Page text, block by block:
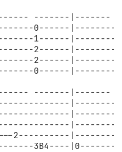
-------|-------
0------|--------
1------
2------
2------|--------
0------|--------
-------|-------
2----------
3B4----